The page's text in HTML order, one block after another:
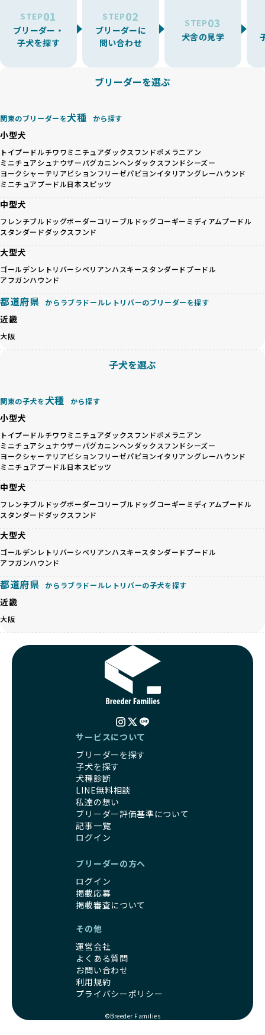
BreederFamiliesでは、アニマルウェルフェアを最優先に考
えた6つの絶対基準と12の総合基準を設定しています。これに
ことを徹底しています。
BreederFamiliesでは、以下の6項目を必須条件とし、これら
基づいた責任あるブリーディングを確保しています。
さらに、健康管理、社会性の育成、遺伝子検査、食事や運動
の質など、ワンちゃんの心身に配慮した飼育環境が整ってい
るかを評価する12項目の総合基準を設けています。これによ
り、より高い基準をクリアしたブリーダーだけを厳選してい
ます。
良ブリーダーのみが登録されています。
BreederFamiliesでは、法令に準拠するだけでなく、ワンち
ゃんを家族のように愛するという理念を共有するブリーダー
心して選べる選択肢を提供しています。
「BreederFamilesのワンちゃんに優しい18の評価基準」は
こちら
BreederFamiliesでは、すべてのブリーダーを書類審査、直
接のヒアリング、現地確認を通じて厳しく評価しています。
ーダー自身の理念や姿勢までも丁寧に確認しています。
ため、どのブリーダーを選んでも安心して子犬をお迎えいた
す。
量販売、負担の大きい流通構造、劣悪な飼育環境といった課
題に真摯に向き合っています。優良ブリーダーとの直接取引
を促進することで、無駄な命の消費を減らし、命を大切にす
さらに、売上の一部を保護団体や保護団体を支援する公益法
人へ寄付しています。多くのペット販売業者が、動物福祉へ
の取り組みが不十分であることを理由に寄付を断られる中、
ます。この活動により、保護が必要なワンちゃんの救済や保
護活動の支援にも貢献しています。
BreederFamiliesのこうした取り組みは、目の前の子犬だけ
でなく、すべてのワンちゃんに優しい未来を創るための大き
な一歩です。ユーザーの皆さんがBreederFamiliesを通じて
子犬をお迎えすることで、こうした社会貢献活動を間接的に
支えることができます。
身ともに健康に育つための環境づくりに全力を注いでいま
す。
遺伝的なリスクを最小限に抑えた繁殖計画、栄養バランスが
考えられた食事、子犬がのびのびと動ける適度な運動環境、
さらに獣医師と連携した健康管理まで徹底しています。
気で健康なスタートを切れることが大きな魅力です。
子犬の社会性は、家庭でのしつけをスムーズにする重要なポ
イントです。BreederFamiliesのブリーダーは、母犬や兄弟
犬、人との触れ合いの時間をしっかり確保し、子犬が自然に
コミュニケーション能力を身につけられるよう育てていま
家庭に迎えたその日から、すでに社会性の基盤ができている
ため、新しい環境にもスムーズに適応できます。
これにより、飼い主さんにとっても安心してスタートできる
と経験を持っています。そのため、子犬を迎えた後の健康管
理やしつけ、生活スタイルに合わせた育て方について、丁寧
なアドバイスを受けられます。「この犬種ならではの特徴
は？」「食事はどうしたらいい？」など、疑問や悩みがあれ
ば、専門的な視点から解決のヒントをもらえるのも安心でき
るポイントです。
クリアした方々だけです。運営チームがブリーダーに直接ヒ
アリングを行い、現地確認を経て透明性の高い情報を公開し
これにより、ユーザーは見た目だけでなく、育成環境や健康
管理体制、社会性の取り組みといった客観的なデータを基に
安心して子犬を選ぶことができます。
たりストレスを抱えたりするリスクが高まります。
「少数の犬種に集中」の詳細はこちら
すが、無計画な交配には健康リスクが伴います。異なる犬種
の特徴を持つことで予測しにくい健康問題が発生する可能性
が高く、診断や治療も複雑化する場合があります。また、ミ
待する理想と現実が大きく異なることも少なくありません。
健康と性格を次世代に引き継ぐために、ミックス犬の繁殖を
避けます。無計画な交配がもたらすリスクを理解し、飼い主
への十分な説明とアフターフォローを確保できる範囲での繁
殖を徹底しているのです。
一方、営利優先ブリーダーは流行や需要に応じて安易にミッ
クス犬を繁殖し、健康管理や飼い主への配慮が不十分なこと
等体格の異なるリスクの高い交配を行うこともあります。
「ミックス犬を繁殖しない」の詳細はこちら
ペットショップやペットオークションは、流通過程でワンち
ゃんが長時間の輸送を強いられたり、狭いケージに閉じ込め
境は、ストレスや感染リスクを増大させるだけでなく、ワン
ちゃんの社会性や基本的なしつけにも悪影響を与える可能性
があります。
優良ブリーダーは、ワンちゃんの健康と幸せを第一に考え、
ことを大切にしています。また、彼らはお迎え先を自身で確
一方で、営利優先ブリーダーは、広範囲に販売するためにペ
ットショップやオークションを活用し、子犬の心身への影響
を軽視しがちです。
「ペットショップ等を使わない」の詳細はこちら
近年、「小さくて可愛い」「珍しい毛色」という見た目の特
す。しかし、こうした特徴には健康リスクが伴う場合が少な
くありません。極小サイズは骨や心臓に負担がかかりやす
く、レアカラーには遺伝疾患のリスクが高まることがありま
営利優先ブリーダーは、このような流行や需要に応じて無理
な繁殖を行いがちです。小柄な母犬を繁殖に多用して体に負
担をかけたり、子犬を小さく見せるために食事を減らすな
うな方法では、ワンちゃんの免疫力や体力が低下し、飼い主
にとっても将来的な医療費やケアの負担が増える恐れがあり
優良ブリーダーは、こうした流行に流されず、ワンちゃんの
健康を最優先に考えています。特に小さいワンちゃんやレア
カラーの子犬を販売する場合は、健康リスクを十分に理解
し、飼い主にそのリスクについて丁寧に説明しています。食
事管理もしっかり行い、成長に必要な栄養を確保するなど、
ワンちゃんの健康を第一にした繁殖を心がけています。
「見た目以上に健康重視」の詳細はこちら
引退犬とは、繁殖期を終えたワンちゃんたちのことを指しま
優良ブリーダーは、引退犬も家族の一員として、彼らの幸せ
を願っています。よって、引退後も自宅で飼育を続けるか、
信頼できる相手に譲渡するなど、ワンちゃんが幸せに暮らせ
るように配慮します。
一方、営利優先ブリーダーは引退犬を「コスト」として考
え、早く手放すことを考えます。場合によっては、悪徳保護
団体に引き渡されることもあり、ワンちゃんの生活が不安定
になる可能性が高まります。
を見分けるポイントとなります。
社会化とは、ワンちゃんが人間や他の犬、日常の環境にスム
ーズに適応できるようにするプロセスです。ワンちゃんの社
会化は、生後3週間から12週間頃の「社会化期」と呼ばれる
時期が特に重要です。この期間は、ブリーダーが飼育してい
る時期と重なるため、ワンちゃんが人や他の犬、家庭環境に
対して適応力を高めるための基礎を築く貴重な機会となりま
優良ブリーダーは、母犬との愛情ある触れ合いや、兄弟犬や
他の犬との遊び、人や日常的な家庭環境への慣れを促すこと
で社会化を進めています。これにより、新しい家族に迎えら
れた後もストレスなく過ごせるようサポートします。
STEP01
ブリーダー・
子犬を探す
STEP02
ブリーダーに
問い合わせ
STEP03
犬舎の見学
ブリーダーを選ぶ
関東のブリーダーを犬種 から探す
小型犬
トイプードルチワワミニチュアダックスフンドポメラニアン
ミニチュアシュナウザーパグカニンヘンダックスフンドシーズー
ヨークシャーテリアビションフリーゼパピヨンイタリアングレーハウンド
ミニチュアプードル日本スピッツ
中型犬
フレンチブルドッグボーダーコリーブルドッグコーギー ミディアムプードル
スタンダードダックスフンド
大型犬
ゴールデンレトリバーシベリアンハスキースタンダードプードル
アフガンハウンド
都道府県 からラブラドールレトリバーのブリーダーを探す
近畿
大阪
子犬を選ぶ
関東の子犬を犬種 から探す
小型犬
トイプードルチワワミニチュアダックスフンドポメラニアン
ミニチュアシュナウザーパグカニンヘンダックスフンドシーズー
ヨークシャーテリアビションフリーゼパピヨンイタリアングレーハウンド
ミニチュアプードル日本スピッツ
中型犬
フレンチブルドッグボーダーコリーブルドッグコーギー ミディアムプードル
スタンダードダックスフンド
大型犬
ゴールデンレトリバーシベリアンハスキースタンダードプードル
アフガンハウンド
都道府県 からラブラドールレトリバーの子犬を探す
近畿
大阪
サービスについて
ブリーダーを探す
子犬を探す
犬種診断
LINE無料相談
私達の想い
ブリーダー評価基準について
記事一覧
ログイン
ブリーダーの方へ
ログイン
掲載応募
掲載審査について
その他
運営会社
よくある質問
お問い合わせ
利用規約
プライバシーポリシー
©Breeder Families